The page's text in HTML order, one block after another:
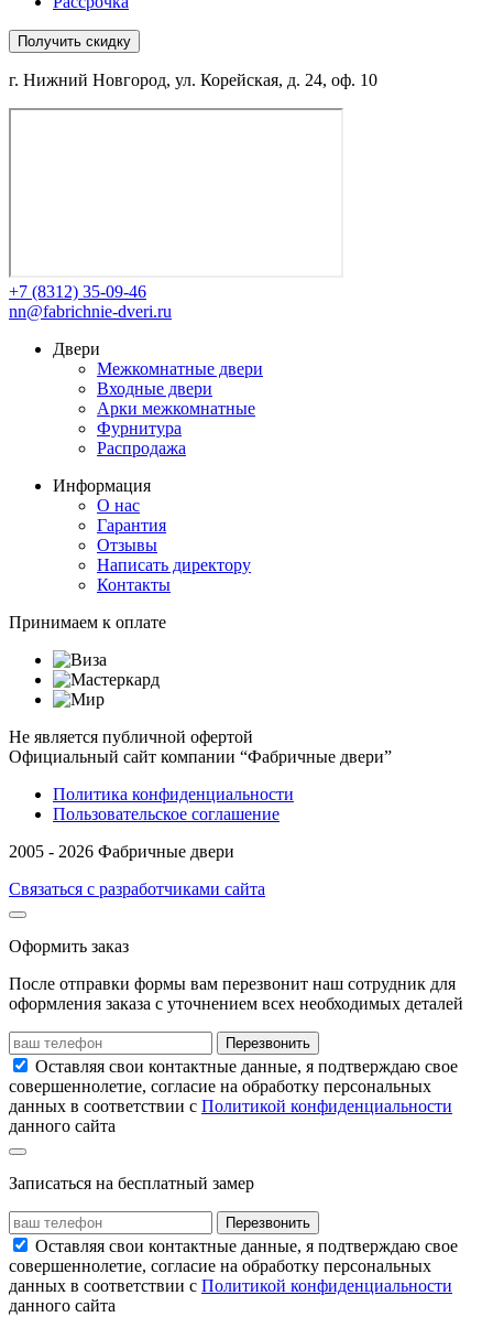
Получить скидку
г. Нижний Новгород, ул. Корейская, д. 24, оф. 10
+7 (8312) 35-09-46
nn@fabrichnie-dveri.ru
Двери
Межкомнатные двери
Входные двери
Арки межкомнатные
Фурнитура
Распродажа
Информация
О нас
Гарантия
Отзывы
Написать директору
Контакты
Принимаем к оплате
Не является публичной офертой
Официальный сайт компании “Фабричные двери”
Политика конфиденциальности
Пользовательское соглашение
2005 - 2026 Фабричные двери
Связаться с разработчиками сайта
Оформить заказ
После отправки формы вам перезвонит наш сотрудник для
оформления заказа с уточнением всех необходимых деталей
Перезвонить
Оставляя свои контактные данные, я подтверждаю свое
совершеннолетие, согласие на обработку персональных
данных в соответствии с Политикой конфиденциальности
данного сайта
Записаться на бесплатный замер
Перезвонить
Оставляя свои контактные данные, я подтверждаю свое
совершеннолетие, согласие на обработку персональных
данных в соответствии с Политикой конфиденциальности
данного сайта